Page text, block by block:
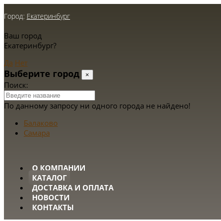
Город: Екатеринбург
Ваш город
Екатеринбург?
Да Нет
Выберите город ×
Поиск:
По данному запросу ни одного города не найдено!
Балаково
Самара
О КОМПАНИИ
КАТАЛОГ
ДОСТАВКА И ОПЛАТА
НОВОСТИ
КОНТАКТЫ